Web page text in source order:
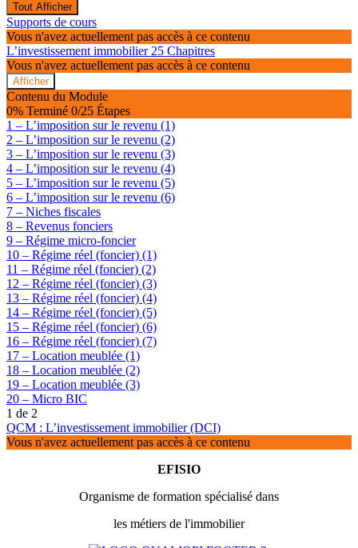
Tout Afficher
Modules
Supports de cours
Vous n'avez actuellement pas accès à ce contenu
L’investissement immobilier 25 Chapitres
Vous n'avez actuellement pas accès à ce contenu
Afficher
L’investissement
immobilier
Contenu du Module
0% Terminé 0/25 Étapes
1 – L’imposition sur le revenu (1)
2 – L’imposition sur le revenu (2)
3 – L’imposition sur le revenu (3)
4 – L’imposition sur le revenu (4)
5 – L’imposition sur le revenu (5)
6 – L’imposition sur le revenu (6)
7 – Niches fiscales
8 – Revenus fonciers
9 – Régime micro-foncier
10 – Régime réel (foncier) (1)
11 – Régime réel (foncier) (2)
12 – Régime réel (foncier) (3)
13 – Régime réel (foncier) (4)
14 – Régime réel (foncier) (5)
15 – Régime réel (foncier) (6)
16 – Régime réel (foncier) (7)
17 – Location meublée (1)
18 – Location meublée (2)
19 – Location meublée (3)
20 – Micro BIC
1 de 2
QCM : L’investissement immobilier (DCI)
Vous n'avez actuellement pas accès à ce contenu
EFISIO
Organisme de formation spécialisé dans
les métiers de l'immobilier